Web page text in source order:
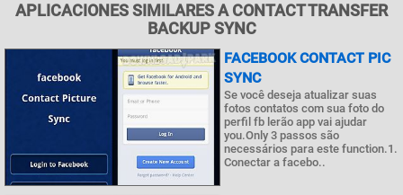
APLICACIONES SIMILARES A CONTACT TRANSFER
BACKUP SYNC
FACEBOOK CONTACT PIC
SYNC
Se você deseja atualizar suas
fotos contatos com sua foto do
perfil fb lerão app vai ajudar
you.Only 3 passos são
necessários para este function.1.
Conectar a facebo..